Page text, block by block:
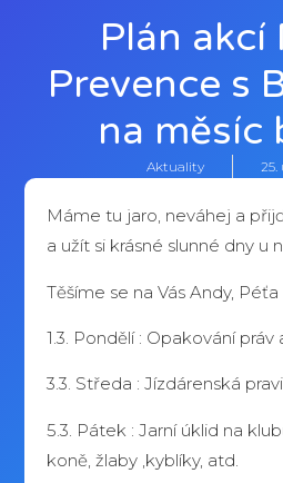
Plán akcí
Prevence s
na měsíc
Aktuality 25.
Máme tu jaro, neváhej a
a užít si krásné slunné dny u
Těšíme se na Vás Andy, Péťa
1.3. Pondělí : Opakování práv
3.3. Středa : Jízdárenská
5.3. Pátek : Jarní úklid na
koně,žlaby , kyblíky, atd.